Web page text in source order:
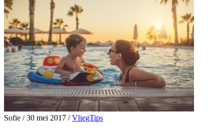
Sofie /30 mei 2017 / VliegTips